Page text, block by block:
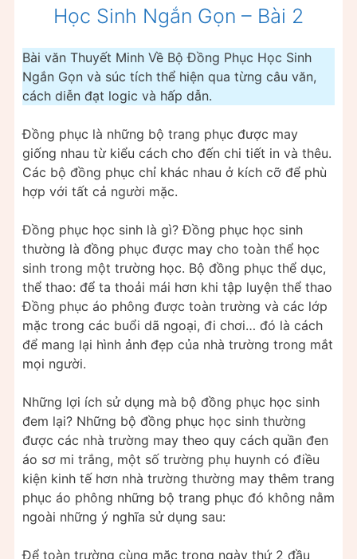
Học Sinh Ngắn Gọn – Bài 2
Bài văn Thuyết Minh Về Bộ Đồng Phục Học Sinh
Ngắn Gọn và súc tích thể hiện qua từng câu văn,
cách diễn đạt logic và hấp dẫn.
Đồng phục là những bộ trang phục được may
giống nhau từ kiểu cách cho đến chi tiết in và thêu.
Các bộ đồng phục chỉ khác nhau ở kích cỡ để phù
hợp với tất cả người mặc.
Đồng phục học sinh là gì? Đồng phục học sinh
thường là đồng phục được may cho toàn thể học
sinh trong một trường học. Bộ đồng phục thể dục,
thể thao: để ta thoải mái hơn khi tập luyện thể thao
Đồng phục áo phông được toàn trường và các lớp
mặc trong các buổi dã ngoại, đi chơi… đó là cách
để mang lại hình ảnh đẹp của nhà trường trong mắt
mọi người.
Những lợi ích sử dụng mà bộ đồng phục học sinh
đem lại? Những bộ đồng phục học sinh thường
được các nhà trường may theo quy cách quần đen
áo sơ mi trắng, một số trường phụ huynh có điều
kiện kinh tế hơn nhà trường thường may thêm trang
phục áo phông những bộ trang phục đó không nằm
ngoài những ý nghĩa sử dụng sau:
Để toàn trường cùng mặc trong ngày thứ 2 đầu